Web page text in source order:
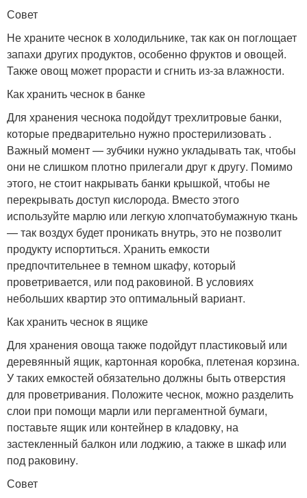
Совет
Не храните чеснок в холодильнике, так как он поглощает
запахи других продуктов, особенно фруктов и овощей.
Также овощ может прорасти и сгнить из-за влажности.
Как хранить чеснок в банке
Для хранения чеснока подойдут трехлитровые банки,
которые предварительно нужно простерилизовать .
Важный момент — зубчики нужно укладывать так, чтобы
они не слишком плотно прилегали друг к другу. Помимо
этого, не стоит накрывать банки крышкой, чтобы не
перекрывать доступ кислорода. Вместо этого
используйте марлю или легкую хлопчатобумажную ткань
— так воздух будет проникать внутрь, это не позволит
продукту испортиться. Хранить емкости
предпочтительнее в темном шкафу, который
проветривается, или под раковиной. В условиях
небольших квартир это оптимальный вариант.
Как хранить чеснок в ящике
Для хранения овоща также подойдут пластиковый или
деревянный ящик, картонная коробка, плетеная корзина.
У таких емкостей обязательно должны быть отверстия
для проветривания. Положите чеснок, можно разделить
слои при помощи марли или пергаментной бумаги,
поставьте ящик или контейнер в кладовку, на
застекленный балкон или лоджию, а также в шкаф или
под раковину.
Совет